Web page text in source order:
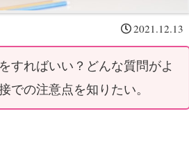
2021.12.13
すればいい？どんな質問がよ
での注意点を知りたい。